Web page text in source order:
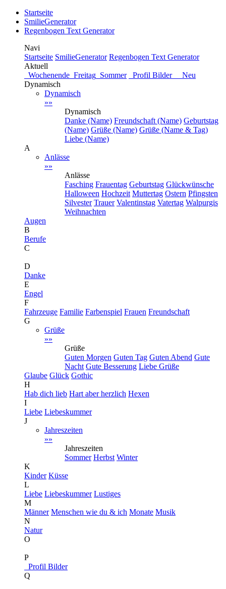
Startseite
SmilieGenerator
Regenbogen Text Generator
Navi
Startseite SmilieGenerator Regenbogen Text Generator
Aktuell
Wochenende Freitag Sommer
Profil Bilder Neu
Dynamisch
Dynamisch
»»
Dynamisch
Danke (Name) Freundschaft (Name) Geburtstag
(Name) Grüße (Name) Grüße (Name & Tag)
Liebe (Name)
A
Anlässe
»»
Anlässe
Fasching Frauentag Geburtstag Glückwünsche
Halloween Hochzeit Muttertag Ostern Pfingsten
Silvester Trauer Valentinstag Vatertag Walpurgis
Weihnachten
Augen
B
Berufe
C
D
Danke
E
Engel
F
Fahrzeuge Familie Farbenspiel Frauen Freundschaft
G
Grüße
»»
Grüße
Guten Morgen Guten Tag Guten Abend Gute
Nacht Gute Besserung Liebe Grüße
Glaube Glück Gothic
H
Hab dich lieb Hart aber herzlich Hexen
I
Liebe Liebeskummer
J
Jahreszeiten
»»
Jahreszeiten
Sommer Herbst Winter
K
Kinder Küsse
L
Liebe Liebeskummer Lustiges
M
Männer Menschen wie du & ich Monate Musik
N
Natur
O
P
Profil Bilder
Q